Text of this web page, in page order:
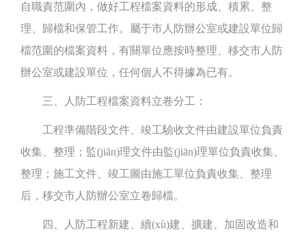
自職責范圍內，做好工程檔案資料的形成、積累、整
理、歸檔和保管工作。屬于市人防辦公室或建設單位歸
檔范圍的檔案資料，有關單位應按時整理、移交市人防
辦公室或建設單位，任何個人不得據為已有。
三、人防工程檔案資料立卷分工：
工程準備階段文件、竣工驗收文件由建設單位負責
收集、整理；監(jiān)理文件由監(jiān)理單位負責收集、
整理；施工文件、竣工圖由施工單位負責收集、整理
后，移交市人防辦公室立卷歸檔。
四、人防工程新建、續(xù)建、擴建、加固改造和